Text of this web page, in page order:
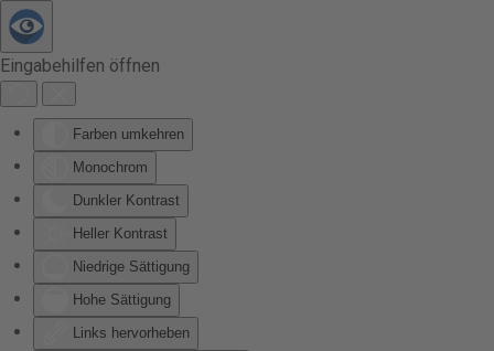
Eingabehilfen öffnen
Farben umkehren
Monochrom
Dunkler Kontrast
Heller Kontrast
Niedrige Sättigung
Hohe Sättigung
Links hervorheben
Zum Hauptinhalt springen